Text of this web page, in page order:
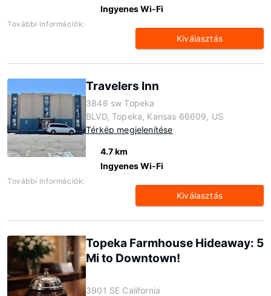
Ingyenes Wi-Fi
További információk:
Kiválasztás
Travelers Inn
3846 sw Topeka
BLVD, Topeka, Kansas 66609, US
Térkép megjelenítése
4.7 km
Ingyenes Wi-Fi
További információk:
Kiválasztás
Topeka Farmhouse Hideaway: 5
Mi to Downtown!
3901 SE California